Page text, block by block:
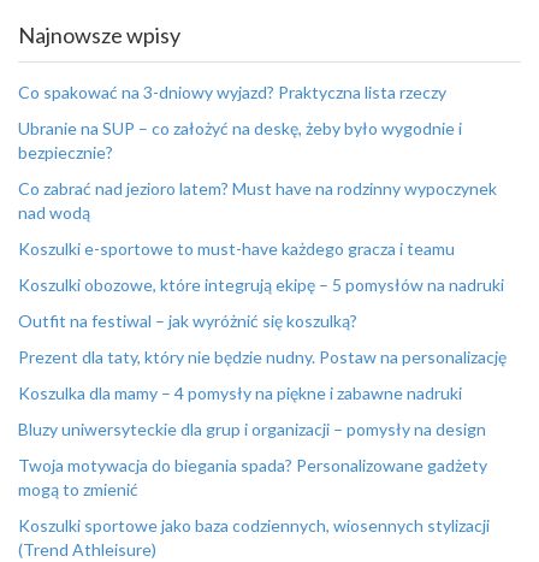
Najnowsze wpisy
Co spakować na 3-dniowy wyjazd? Praktyczna lista rzeczy
Ubranie na SUP – co założyć na deskę, żeby było wygodnie i
bezpiecznie?
Co zabrać nad jezioro latem? Must have na rodzinny wypoczynek
nad wodą
Koszulki e-sportowe to must-have każdego gracza i teamu
Koszulki obozowe, które integrują ekipę – 5 pomysłów na nadruki
Outfit na festiwal – jak wyróżnić się koszulką?
Prezent dla taty, który nie będzie nudny. Postaw na personalizację
Koszulka dla mamy – 4 pomysły na piękne i zabawne nadruki
Bluzy uniwersyteckie dla grup i organizacji – pomysły na design
Twoja motywacja do biegania spada? Personalizowane gadżety
mogą to zmienić
Koszulki sportowe jako baza codziennych, wiosennych stylizacji
(Trend Athleisure)